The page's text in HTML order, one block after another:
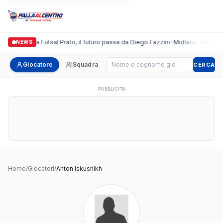
NEWS
Italgronda Futsal Prato, il futuro passa da Diego Fazzini•Midland, doppio
Giocatore Squadra Cerca giocatore CERCA
PUBBLICITÀ
Home/Giocatori/Anton Iskusnikh